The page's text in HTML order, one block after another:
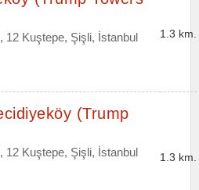
12 Kuştepe, Şişli, İstanbul 1.3 km.
(Trump
12 Kuştepe, Şişli, İstanbul
1.3 km.